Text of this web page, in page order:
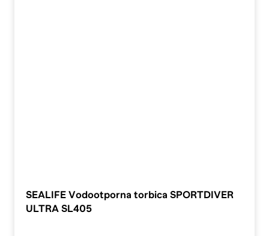
SEALIFE Vodootporna torbica SPORTDIVER
ULTRA SL405